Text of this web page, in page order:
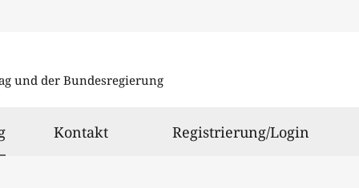
und der Bundesregierung
ausgewählt
Kontakt Registrierung/Login